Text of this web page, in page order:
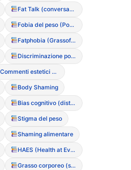
Fat Talk (conversazioni basate sul disprezzo del grasso)
Fobia del peso (Ponderofobia)
Fatphobia (Grassofobia)
Discriminazione ponderale (Sizeism)
Commenti estetici non richiesti
Body Shaming
Bias cognitivo (distorsione del pensiero)
Stigma del peso
Shaming alimentare
HAES (Health at Every Size – Movimento culturale)
Grasso corporeo (stigma sociale)